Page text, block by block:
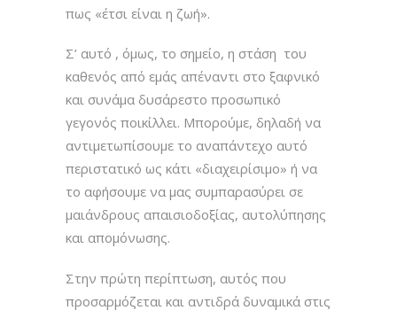
πως «έτσι είναι η ζωή».
Σ’ αυτό , όμως, το σημείο, η στάση του
καθενός από εμάς απέναντι στο ξαφνικό
και συνάμα δυσάρεστο προσωπικό
γεγονός ποικίλλει. Μπορούμε, δηλαδή να
αντιμετωπίσουμε το αναπάντεχο αυτό
περιστατικό ως κάτι «διαχειρίσιμο» ή να
το αφήσουμε να μας συμπαρασύρει σε
μαιάνδρους απαισιοδοξίας, αυτολύπησης
και απομόνωσης.
Στην πρώτη περίπτωση, αυτός που
προσαρμόζεται και αντιδρά δυναμικά στις